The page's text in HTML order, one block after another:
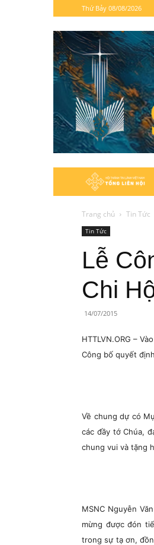
Thứ Bảy 08/08/2026
Trang chủ Tin Tức
Tin Tức
Lễ
Chi
14/07/2015
HTTLVN.ORG –
Công bố quyết
Về chung dự có
các đầy tớ Chúa,
chung vui và tặng
MSNC Nguyễn
mừng được đón
trong sự tạ ơn,